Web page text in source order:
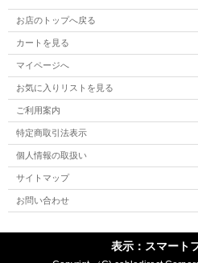
お店のトップへ戻る
カートを見る
マイページへ
お気に入りリストを見る
ご利用案内
特定商取引法表示
個人情報の取扱い
サイトマップ
お問い合わせ
表示：スマート